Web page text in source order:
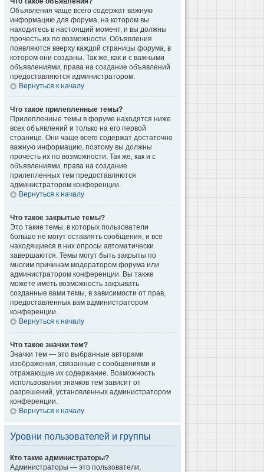
Объявления чаще всего содержат важную
информацию для форума, на котором вы
находитесь в настоящий момент, и вы должны
прочесть их по возможности. Объявления
появляются вверху каждой страницы форума, в
котором они созданы. Так же, как и с важными
объявлениями, права на создание объявлений
предоставляются администратором.
Вернуться к началу
Что такое прилепленные темы?
Прилепленные темы в форуме находятся ниже
всех объявлений и только на его первой
странице. Они чаще всего содержат достаточно
важную информацию, поэтому вы должны
прочесть их по возможности. Так же, как и с
объявлениями, права на создание
прилепленных тем предоставляются
администратором конференции.
Вернуться к началу
Что такое закрытые темы?
Это такие темы, в которых пользователи
больше не могут оставлять сообщения, и все
находящиеся в них опросы автоматически
завершаются. Темы могут быть закрыты по
многим причинам модератором форума или
администратором конференции. Вы также
можете иметь возможность закрывать
созданные вами темы, в зависимости от прав,
предоставленных вам администратором
конференции.
Вернуться к началу
Что такое значки тем?
Значки тем — это выбранные авторами
изображения, связанные с сообщениями и
отражающие их содержание. Возможность
использования значков тем зависит от
разрешений, установленных администратором
конференции.
Вернуться к началу
Уровни пользователей и группы
Кто такие администраторы?
Администраторы — это пользователи,